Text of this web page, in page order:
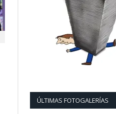
ÚLTIMAS FOTOGALERÍAS